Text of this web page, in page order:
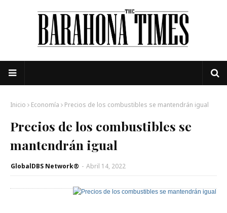
Inicio Economía Precios de los combustibles se mantendrán igual
Precios de los combustibles se
mantendrán igual
GlobalDBS Network® - Abril 14, 2022